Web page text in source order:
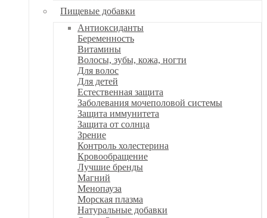
Пищевые добавки
Антиоксиданты
Беременность
Витамины
Волосы, зубы, кожа, ногти
Для волос
Для детей
Естественная защита
Заболевания мочеполовой системы
Защита иммунитета
Защита от солнца
Зрение
Контроль холестерина
Кровообращение
Лучшие бренды
Магний
Менопауза
Морская плазма
Натуральные добавки